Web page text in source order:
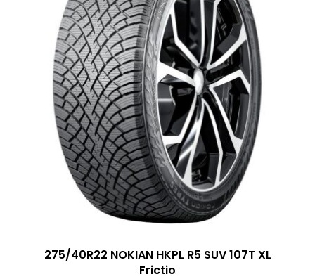
275/40R22 NOKIAN HKPL R5 SUV 107T XL
Frictio